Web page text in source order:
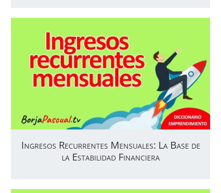
Ingresos Recurrentes Mensuales: La Base de
la Estabilidad Financiera